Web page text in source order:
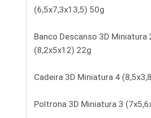
(6,5x7,3x13,5) 50g
Banco Descanso 3D Miniatura
(8,2x5x12) 22g
Cadeira 3D Miniatura 4
Poltrona 3D Miniatura 3